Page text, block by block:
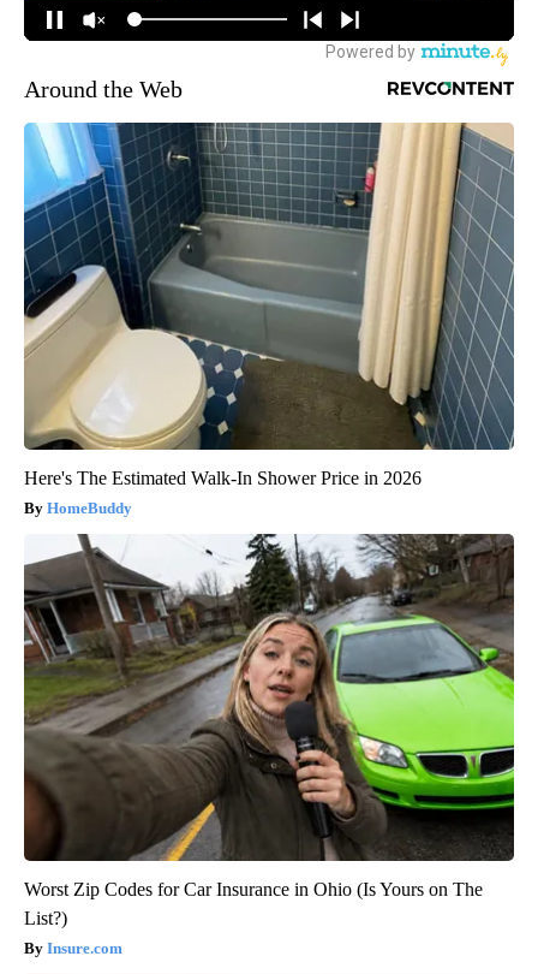
Around the Web
Here's The Estimated Walk-In Shower Price in 2026
HomeBuddy
Worst Zip Codes for Car Insurance in Ohio (Is Yours on The
List?)
Insure.com